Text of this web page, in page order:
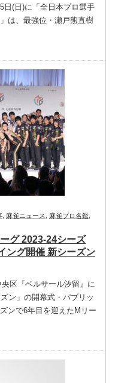
日(日)に「全日本プロ選手
は、最強位・瀬戸熊直樹
麻雀ニュース 麻雀プロ名鑑
グ 2023‐24シーズ
ング開催 新シーズン
区『ベルサール汐留』に
ン」の開幕式・パブリッ
ンで6年目を迎えたMリー